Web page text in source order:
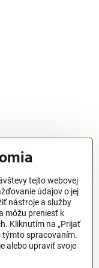
(GPSR), Regulation
tejto webovej
údajov o jej
nástroje a služby
môžu preniesť k
Kliknutím na „Prijať
týmto spracovaním.
alebo upraviť svoje